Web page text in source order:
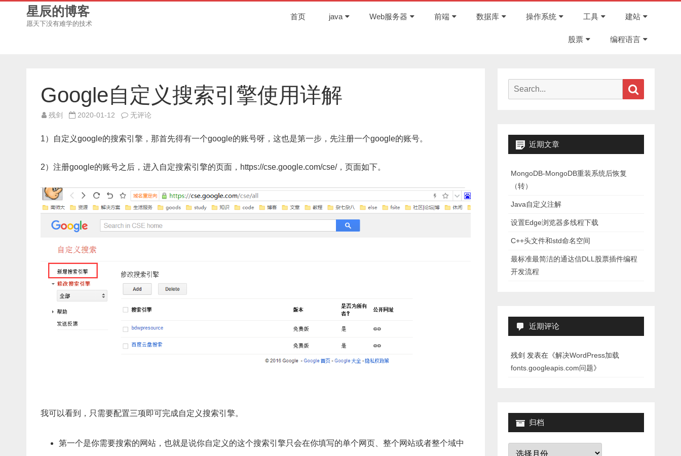
星辰的博客
愿天下没有难学的技术
首页 java Web服务器 前端 数据库 操作系统 工具 建站
股票 编程语言
Google自定义搜索引擎使用详解
残剑 2020-01-12
Google
义
搜
擎
使
解
无评论
1）自定义google的搜索引擎，那首先得有一个google的账号呀，这也是第一步，先注册一个google的账号。
2）注册google的账号之后，进入自定搜索引擎的页面，https://cse.google.com/cse/，页面如下。
我可以看到，只需要配置三项即可完成自定义搜索引擎。
第一个是你需要搜索的网站，也就是说你自定义的这个搜索引擎只会在你填写的单个网页、整个网站或者整个域中
Search
近期文章
MongoDB-MongoDB重装系统后恢复
（转）
Java自定义注解
设置Edge浏览器多线程下载
C++头文件和std命名空间
最标准最简洁的通达信DLL股票插件编程
开发流程
近期评论
残剑 发表在《解决WordPress加载
fonts.googleapis.com问题》
归档
归